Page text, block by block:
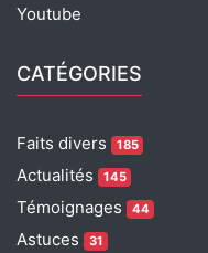
Youtube
CATÉGORIES
Faits divers 185
Actualités 145
Témoignages 44
Astuces 31